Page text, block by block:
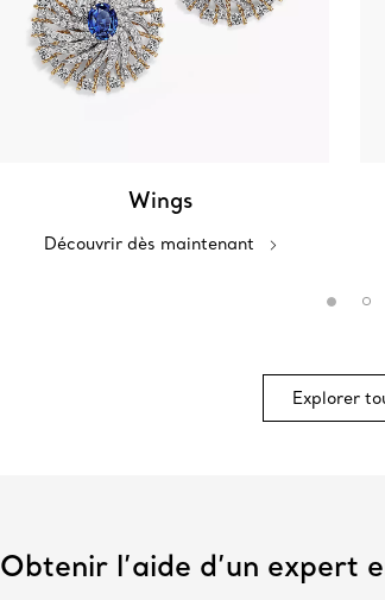
Wings
Découvrir dès maintenant
Explorer
Obtenir l’aide d’un expert